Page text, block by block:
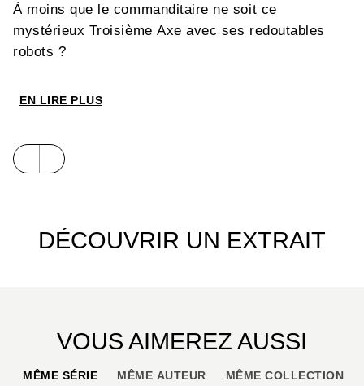
À moins que le commanditaire ne soit ce
mystérieux Troisième Axe avec ses redoutables
robots ?
Suivez les aventures steampunk de deux enfants
premier cycle de cette série inventive et
passionnante – entre
EN LIRE PLUS
DÉCOUVRIR UN EXTRAIT
VOUS AIMEREZ AUSSI
MÊME SÉRIE MÊME AUTEUR MÊME COLLECTION